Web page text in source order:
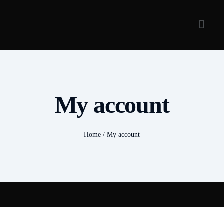
My account
Home / My account